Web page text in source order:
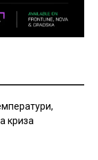
криза